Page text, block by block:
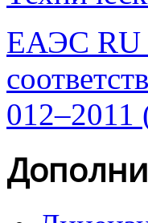
ЕАЭС RU
012–2011